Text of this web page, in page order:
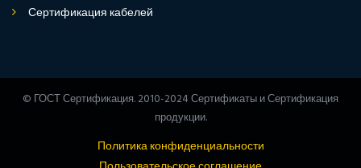
Сертификация кабелей
© ГОСТ Сертификация. 2010-2024 Сертификаты и Сертификация
продукции.
Политика конфиденциальности